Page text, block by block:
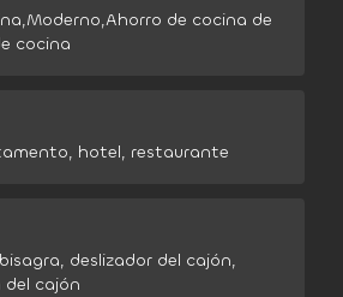
de cocina de
cocina
hotel, restaurante
deslizador del cajón,
cajón